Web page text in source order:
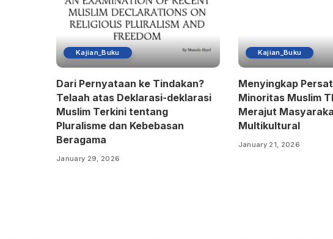
Kajian_Buku
Dari Pernyataan ke Tindakan?
Telaah atas Deklarasi-deklarasi
Muslim Terkini tentang
Pluralisme dan Kebebasan
Beragama
January 29, 2026
Kajian_Buku
Menyingkap
Minoritas Muslim
Merajut
Multikultural
January 21, 2026